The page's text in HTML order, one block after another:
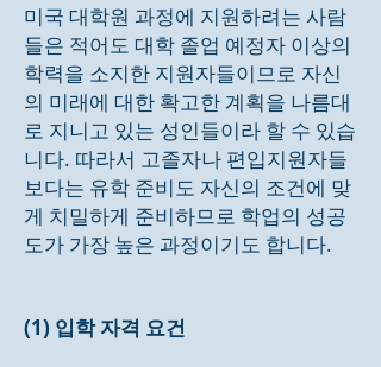
미국 대학원 과정에 지원하려는 사람
들은 적어도 대학 졸업 예정자 이상의
학력을 소지한 지원자들이므로 자신
의 미래에 대한 확고한 계획을 나름대
로 지니고 있는 성인들이라 할 수 있습
니다. 따라서 고졸자나 편입지원자들
보다는 유학 준비도 자신의 조건에 맞
게 치밀하게 준비하므로 학업의 성공
도가 가장 높은 과정이기도 합니다.
(1) 입학 자격 요건